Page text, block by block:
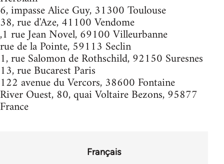
6, impasse Alice Guy, 31300 Toulouse
38, rue d'Aze, 41100 Vendome
,1 rue Jean Novel, 69100 Villeurbanne
rue de la Pointe, 59113 Seclin
1, rue Salomon de Rothschild, 92150 Suresnes
13, rue Bucarest Paris
122 avenue du Vercors, 38600 Fontaine
River Ouest, 80, quai Voltaire Bezons, 95877
France
Français